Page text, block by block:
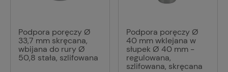
Podpora poręczy Ø
33,7 mm skręcana,
wbijana do rury Ø
50,8 stała, szlifowana
Podpora poręczy Ø
40 mm wklejana w
słupek Ø 40 mm -
regulowana,
szlifowana, skręcana